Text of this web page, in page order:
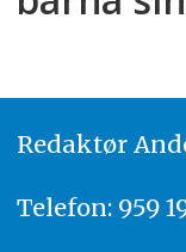
Redaktør A
Telefon: 959